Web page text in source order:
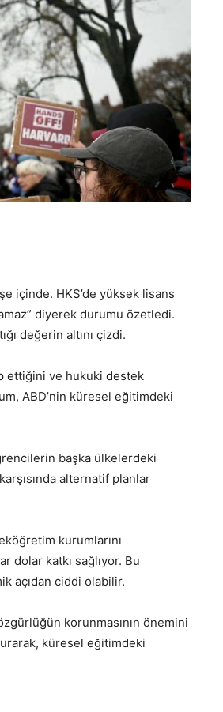
içinde. HKS’de yüksek lisans
diyerek durumu özetledi.
değerin altını çizdi.
ettiğini ve hukuki destek
ABD’nin küresel eğitimdeki
başka ülkelerdeki
alternatif planlar
kurumlarını
dolar katkı sağlıyor. Bu
açıdan ciddi olabilir.
korunmasının önemini
küresel eğitimdeki